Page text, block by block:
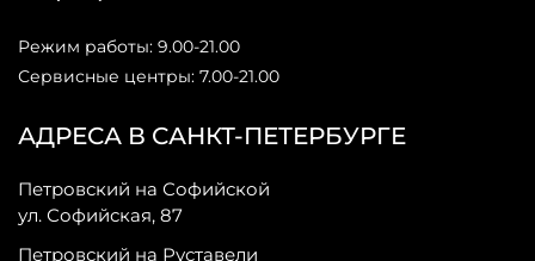
АДРЕСА В САНКТ-ПЕТЕРБУРГЕ
Петровский на Софийской
ул. Софийская, 87
Петровский на Руставели
Режим работы: 9.00-21.00
Сервисные центры: 7.00-21.00